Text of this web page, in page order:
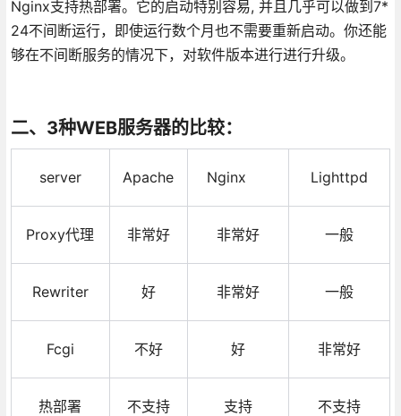
Nginx支持热部署。它的启动特别容易, 并且几乎可以做到7*
24不间断运行，即使运行数个月也不需要重新启动。你还能
够在不间断服务的情况下，对软件版本进行进行升级。
二、3种WEB服务器的比较：
server Apache Nginx Lighttpd
Proxy代理 非常好 非常好 一般
Rewriter 好 非常好 一般
Fcgi 不好 好 非常好
热部署 不支持 支持 不支持